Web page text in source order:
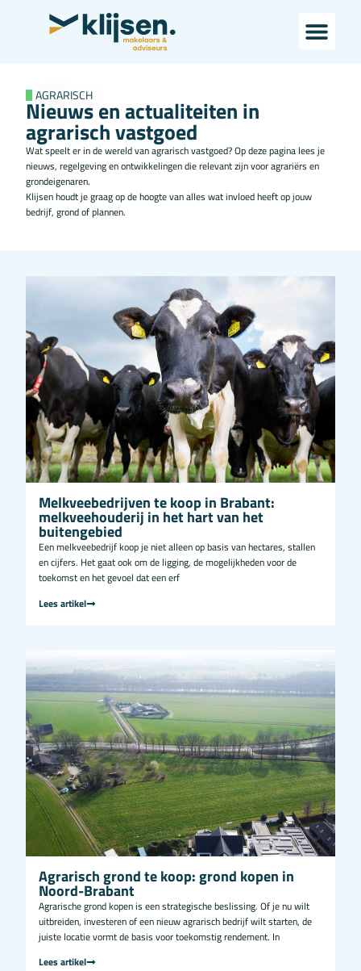
AGRARISCH
Nieuws en actualiteiten in
agrarisch vastgoed
Wat speelt er in de wereld van agrarisch vastgoed? Op deze pagina lees je
nieuws, regelgeving en ontwikkelingen die relevant zijn voor agrariërs en
grondeigenaren.
Klijsen houdt je graag op de hoogte van alles wat invloed heeft op jouw
bedrijf, grond of plannen.
Melkveebedrijven te koop in Brabant:
melkveehouderij in het hart van het
buitengebied
Een melkveebedrijf koop je niet alleen op basis van hectares, stallen
en cijfers. Het gaat ook om de ligging, de mogelijkheden voor de
toekomst en het gevoel dat een erf
Lees artikel
Agrarisch grond te koop: grond kopen in
Noord-Brabant
Agrarische grond kopen is een strategische beslissing. Of je nu wilt
uitbreiden, investeren of een nieuw agrarisch bedrijf wilt starten, de
juiste locatie vormt de basis voor toekomstig rendement. In
Lees artikel